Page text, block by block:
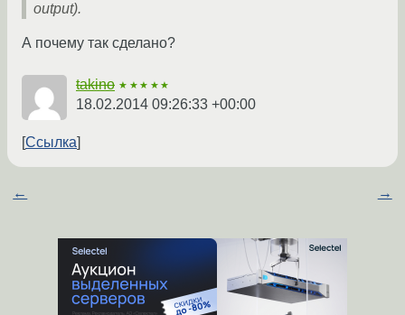
output).
А почему так сделано?
takino ★★★★★
18.02.2014 09:26:33 +00:00
Ссылка
← →